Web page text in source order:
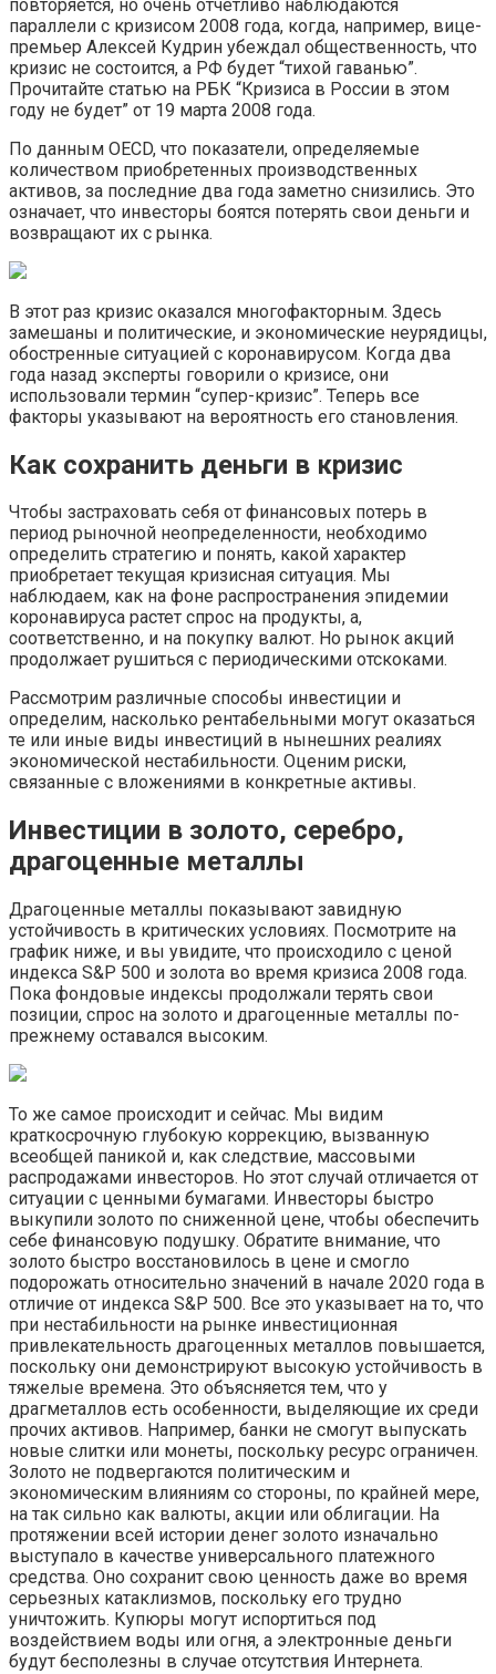
повторяется, но очень отчетливо наблюдаются
параллели с кризисом 2008 года, когда, например, вице-
премьер Алексей Кудрин убеждал общественность, что
кризис не состоится, а РФ будет “тихой гаванью”.
Прочитайте статью на РБК “Кризиса в России в этом
году не будет” от 19 марта 2008 года.
По данным OECD, что показатели, определяемые
количеством приобретенных производственных
активов, за последние два года заметно снизились. Это
означает, что инвесторы боятся потерять свои деньги и
возвращают их с рынка.
В этот раз кризис оказался многофакторным. Здесь
замешаны и политические, и экономические неурядицы,
обостренные ситуацией с коронавирусом. Когда два
года назад эксперты говорили о кризисе, они
использовали термин “супер-кризис”. Теперь все
факторы указывают на вероятность его становления.
Как сохранить деньги в кризис
Чтобы застраховать себя от финансовых потерь в
период рыночной неопределенности, необходимо
определить стратегию и понять, какой характер
приобретает текущая кризисная ситуация. Мы
наблюдаем, как на фоне распространения эпидемии
коронавируса растет спрос на продукты, а,
соответственно, и на покупку валют. Но рынок акций
продолжает рушиться с периодическими отскоками.
Рассмотрим различные способы инвестиции и
определим, насколько рентабельными могут оказаться
те или иные виды инвестиций в нынешних реалиях
экономической нестабильности. Оценим риски,
связанные с вложениями в конкретные активы.
Инвестиции в золото, серебро,
драгоценные металлы
Драгоценные металлы показывают завидную
устойчивость в критических условиях. Посмотрите на
график ниже, и вы увидите, что происходило с ценой
индекса S&P 500 и золота во время кризиса 2008 года.
Пока фондовые индексы продолжали терять свои
позиции, спрос на золото и драгоценные металлы по-
прежнему оставался высоким.
То же самое происходит и сейчас. Мы видим
краткосрочную глубокую коррекцию, вызванную
всеобщей паникой и, как следствие, массовыми
распродажами инвесторов. Но этот случай отличается от
ситуации с ценными бумагами. Инвесторы быстро
выкупили золото по сниженной цене, чтобы обеспечить
себе финансовую подушку. Обратите внимание, что
золото быстро восстановилось в цене и смогло
подорожать относительно значений в начале 2020 года в
отличие от индекса S&P 500. Все это указывает на то, что
при нестабильности на рынке инвестиционная
привлекательность драгоценных металлов повышается,
поскольку они демонстрируют высокую устойчивость в
тяжелые времена. Это объясняется тем, что у
драгметаллов есть особенности, выделяющие их среди
прочих активов. Например, банки не смогут выпускать
новые слитки или монеты, поскольку ресурс ограничен.
Золото не подвергаются политическим и
экономическим влияниям со стороны, по крайней мере,
на так сильно как валюты, акции или облигации. На
протяжении всей истории денег золото изначально
выступало в качестве универсального платежного
средства. Оно сохранит свою ценность даже во время
серьезных катаклизмов, поскольку его трудно
уничтожить. Купюры могут испортиться под
воздействием воды или огня, а электронные деньги
будут бесполезны в случае отсутствия Интернета.